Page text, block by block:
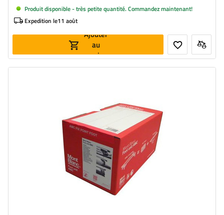
Produit disponible - très petite quantité. Commandez maintenant!
Expedition le11 août
Ajouter
au
panier